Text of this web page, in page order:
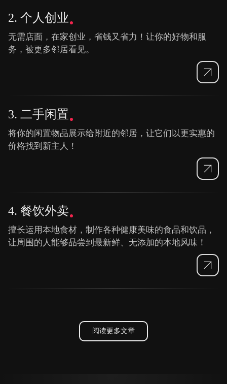
2. 个人创业
无需店面，在家创业，省钱又省力！让你的好物和服
务，被更多邻居看见。
3. 二手闲置
将你的闲置物品展示给附近的邻居，让它们以更实惠的
价格找到新主人！
4. 餐饮外卖
擅长运用本地食材，制作各种健康美味的食品和饮品，
让周围的人能够品尝到最新鲜、无添加的本地风味！
阅读更多文章